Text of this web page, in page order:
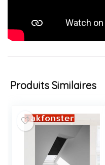
Produits Similaires